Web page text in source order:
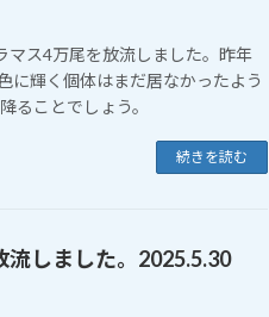
マス4万尾を放流しました。昨年
に輝く個体はまだ居なかったよう
ることでしょう。
続きを読む
しました。2025.5.30